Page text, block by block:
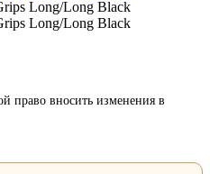
право вносить изменения в